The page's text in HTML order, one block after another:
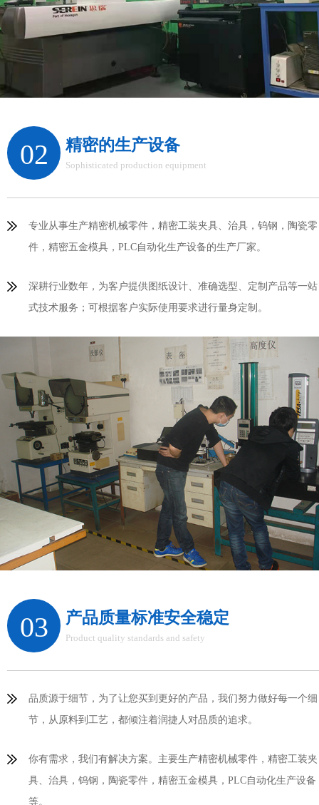
02 精密的生产设备
Sophisticated production equipment
专业从事生产精密机械零件，精密工装夹具、治具，钨钢，陶瓷零
件，精密五金模具，PLC自动化生产设备的生产厂家。
深耕行业数年，为客户提供图纸设计、准确选型、定制产品等一站
式技术服务；可根据客户实际使用要求进行量身定制。
03 产品质量标准安全稳定
Product quality standards and safety
品质源于细节，为了让您买到更好的产品，我们努力做好每一个细
节，从原料到工艺，都倾注着润捷人对品质的追求。
你有需求，我们有解决方案。主要生产精密机械零件，精密工装夹
具、治具，钨钢，陶瓷零件，精密五金模具，PLC自动化生产设备
等。